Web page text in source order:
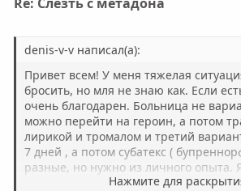
denis-v-v написал(а):
Привет всем! У меня тяжелая
бросить, но мля не знаю как. Если
очень благодарен. Больница не
можно перейти на героин, а потом
лирикой и тромалом и третий
7 дней , а потом субатекс (
разные, но нужно из личного опыта.
хочу, а просто уже отвращение от
Нажмите для